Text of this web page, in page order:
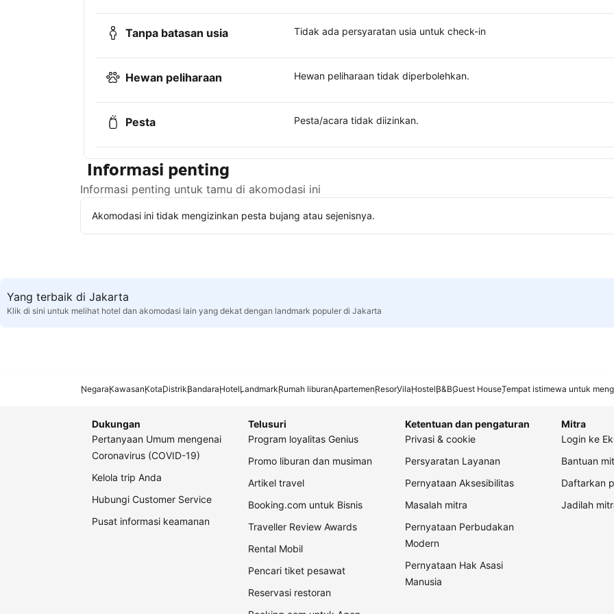
Tanpa batasan usia Tidak ada persyaratan usia untuk check-in
Hewan peliharaan Hewan peliharaan tidak diperbolehkan.
Pesta Pesta/acara tidak diizinkan.
Informasi penting
Informasi penting untuk tamu di akomodasi ini
Akomodasi ini tidak mengizinkan pesta bujang atau sejenisnya.
Yang terbaik di Jakarta
Klik di sini untuk melihat hotel dan akomodasi lain yang dekat dengan landmark populer di Jakarta
NegaraKawasanKotaDistrikBandaraHotelLandmarkRumah liburanApartemenResorVilaHostelB&BGuest HouseTempat istimewa untuk
Dukungan
Pertanyaan Umum mengenai
Coronavirus (COVID-19)
Kelola trip Anda
Hubungi Customer Service
Pusat informasi keamanan
Telusuri
Program loyalitas Genius
Promo liburan dan musiman
Artikel travel
Booking.com untuk Bisnis
Traveller Review Awards
Rental Mobil
Pencari tiket pesawat
Reservasi restoran
Ketentuan dan pengaturan
Privasi & cookie
Persyaratan Layanan
Pernyataan Aksesibilitas
Masalah mitra
Pernyataan Perbudakan
Modern
Pernyataan Hak Asasi
Manusia
Mitra
Login ke
Bantuan
Daftarkan
Jadilah